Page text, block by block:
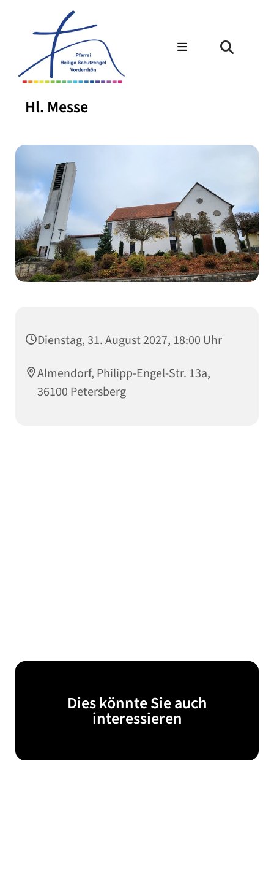
Hl. Messe
Dienstag, 31. August 2027, 18:00 Uhr
Almendorf, Philipp-Engel-Str. 13a,
36100 Petersberg
Dies könnte Sie auch
interessieren